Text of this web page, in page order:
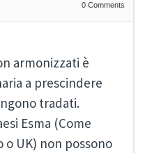
0 Comments
armonizzati è
a prescindere
tradati.
Esma (Come
o UK) non possono